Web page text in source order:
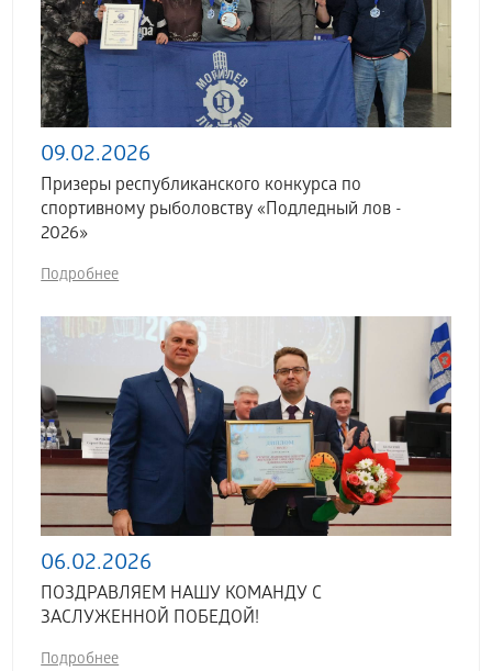
09.02.2026
Призеры республиканского конкурса по
спортивному рыболовству «Подледный лов -
2026»
Подробнее
06.02.2026
ПОЗДРАВЛЯЕМ НАШУ КОМАНДУ С
ЗАСЛУЖЕННОЙ ПОБЕДОЙ!
Подробнее